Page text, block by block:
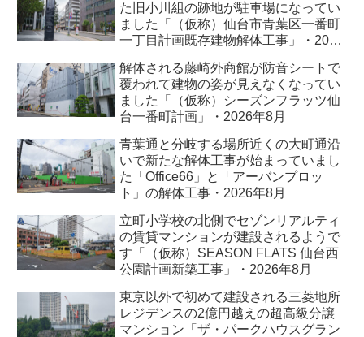
た旧小川組の跡地が駐車場になってい
ました「（仮称）仙台市青葉区一番町
一丁目計画既存建物解体工事」・2026
解体される藤崎外商館が防音シートで
覆われて建物の姿が見えなくなってい
ました「（仮称）シーズンフラッツ仙
台一番町計画」・2026年8月
青葉通と分岐する場所近くの大町通沿
いで新たな解体工事が始まっていまし
た「Office66」と「アーバンプロッ
ト」の解体工事・2026年8月
立町小学校の北側でセゾンリアルティ
の賃貸マンションが建設されるようで
す「（仮称）SEASON FLATS 仙台西
公園計画新築工事」・2026年8月
東京以外で初めて建設される三菱地所
レジデンスの2億円越えの超高級分譲
マンション「ザ・パークハウスグラン